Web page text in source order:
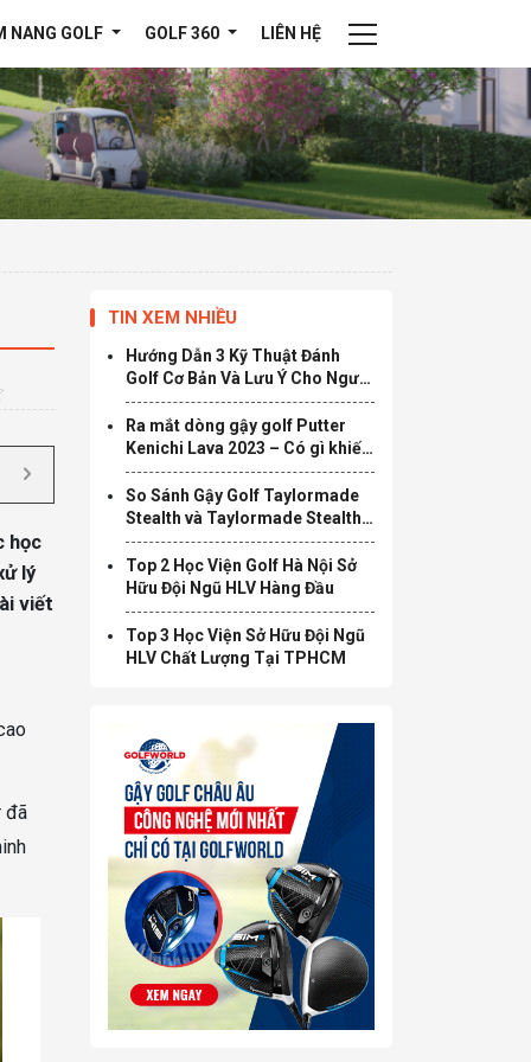
NANG GOLF GOLF 360 LIÊN HỆ
học
lý
viết
đã
TIN XEM NHIỀU
Hướng Dẫn 3 Kỹ Thuật Đánh
Golf Cơ Bản Và Lưu Ý Cho Người
Mới Chơi
Ra mắt dòng gậy golf Putter
Kenichi Lava 2023 – Có gì khiến
golfer không thể bỏ lỡ?
So Sánh Gậy Golf Taylormade
Stealth và Taylormade Stealth
2: Lựa Chọn Nào Hợp Lí Nhất?
Top 2 Học Viện Golf Hà Nội Sở
Hữu Đội Ngũ HLV Hàng Đầu
Top 3 Học Viện Sở Hữu Đội Ngũ
HLV Chất Lượng Tại TPHCM